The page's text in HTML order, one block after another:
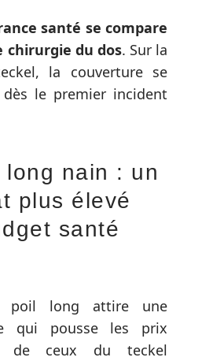
santé se compare
chirurgie du dos. Sur la
la couverture se
le premier incident
long nain : un
plus élevé
santé
poil long attire une
qui pousse les prix
de ceux du teckel